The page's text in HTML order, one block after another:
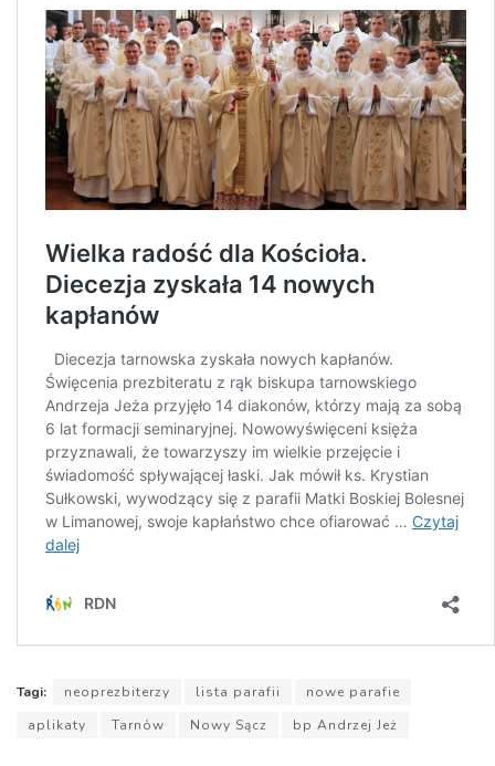
Tagi: neoprezbiterzy lista parafii
nowe parafie
aplikaty
Tarnów Nowy Sącz bp Andrzej Jeż